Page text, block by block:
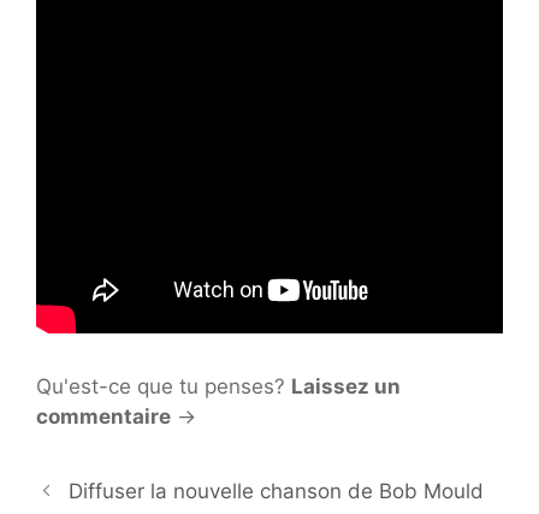
Qu'est-ce que tu penses? Laissez un
commentaire →
Diffuser la nouvelle chanson de Bob Mould